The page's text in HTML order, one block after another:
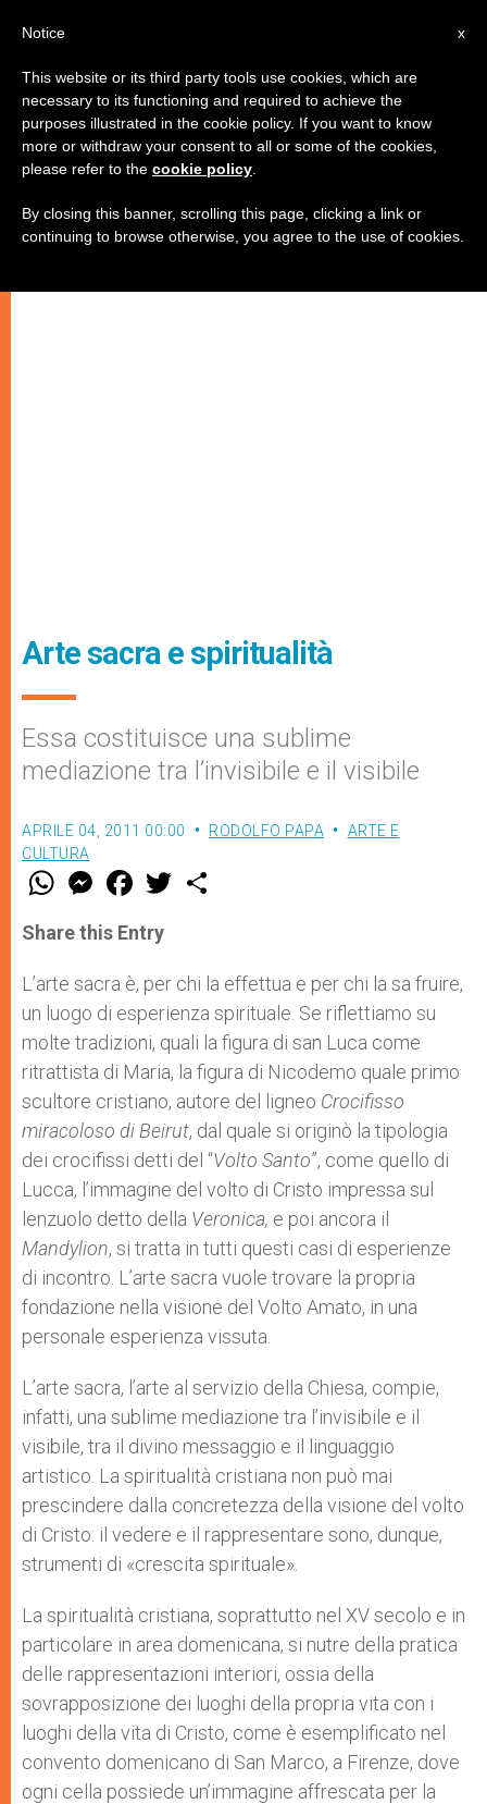
Arte sacra e spiritualità
Essa costituisce una sublime
mediazione tra l’invisibile e il visibile
APRILE 04, 2011 00:00 RODOLFO PAPA
ARTE E
CULTURA
W
t
s
p
p
M
e
s
e
g
e
r
F
a
e
b
o
k
w
r
Share this Entry
L’arte sacra è, per chi la effettua e per chi la sa fruire,
un luogo di esperienza spirituale. Se riflettiamo su
molte tradizioni, quali la figura di san Luca come
ritrattista di Maria, la figura di Nicodemo quale primo
scultore cristiano, autore del ligneo Crocifisso
miracoloso di Beirut, dal quale si originò la tipologia
dei crocifissi detti del “Volto Santo”, come quello di
Lucca, l’immagine del volto di Cristo impressa sul
lenzuolo detto della Veronica, e poi ancora il
Mandylion, si tratta in tutti questi casi di esperienze
di incontro. L’arte sacra vuole trovare la propria
fondazione nella visione del Volto Amato, in una
personale esperienza vissuta.
L’arte sacra, l’arte al servizio della Chiesa, compie,
infatti, una sublime mediazione tra l’invisibile e il
visibile, tra il divino messaggio e il linguaggio
artistico. La spiritualità cristiana non può mai
prescindere dalla concretezza della visione del volto
di Cristo: il vedere e il rappresentare sono, dunque,
strumenti di «crescita spirituale».
La spiritualità cristiana, soprattutto nel XV secolo e in
particolare in area domenicana, si nutre della pratica
delle rappresentazioni interiori, ossia della
sovrapposizione dei luoghi della propria vita con i
luoghi della vita di Cristo, come è esemplificato nel
convento domenicano di San Marco, a Firenze, dove
ogni cella possiede un’immagine affrescata per la
x
Notice
This website or its third party tools use cookies, which are
necessary to its functioning and required to achieve the
purposes illustrated in the cookie policy. If you want to know
more or withdraw your consent to all or some of the cookies,
please refer to the cookie policy
By closing this banner, scrolling this page, clicking a link or
continuing to browse otherwise, you agree to the use of cookies.